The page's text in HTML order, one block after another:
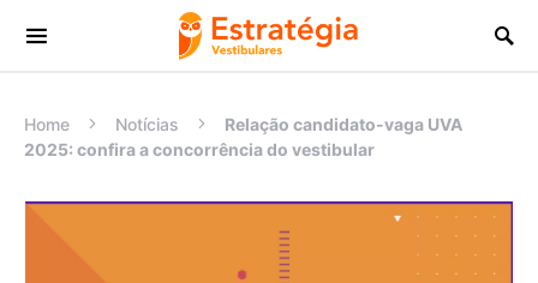
Procurar:
Home Notícias
Relação candidato-vaga UVA
2025: confira a concorrência do vestibular